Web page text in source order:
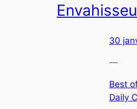
30
—
Best
Daily